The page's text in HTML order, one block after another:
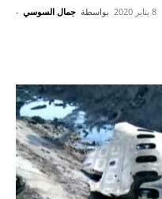
بواسطة جمال السوسي - 8 يناير 2020